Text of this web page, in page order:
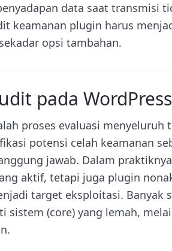
data saat transmisi
keamanan plugin harus
opsi tambahan.
pada
proses evaluasi menyeluruh
potensi celah keamanan
jawab. Dalam
aktif, tetapi juga plugin
target eksploitasi. Banyak
sistem (core) yang lemah,